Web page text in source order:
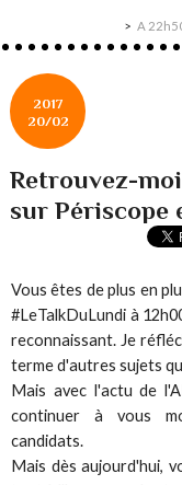
A
2017
20/02
Retrouvez-
sur Périscope
Vous êtes de plus en
#LeTalkDuLundi à
reconnaissant. Je
terme d'autres sujets
Mais avec l'actu de
continuer à vous
candidats.
Mais dès aujourd'hui,